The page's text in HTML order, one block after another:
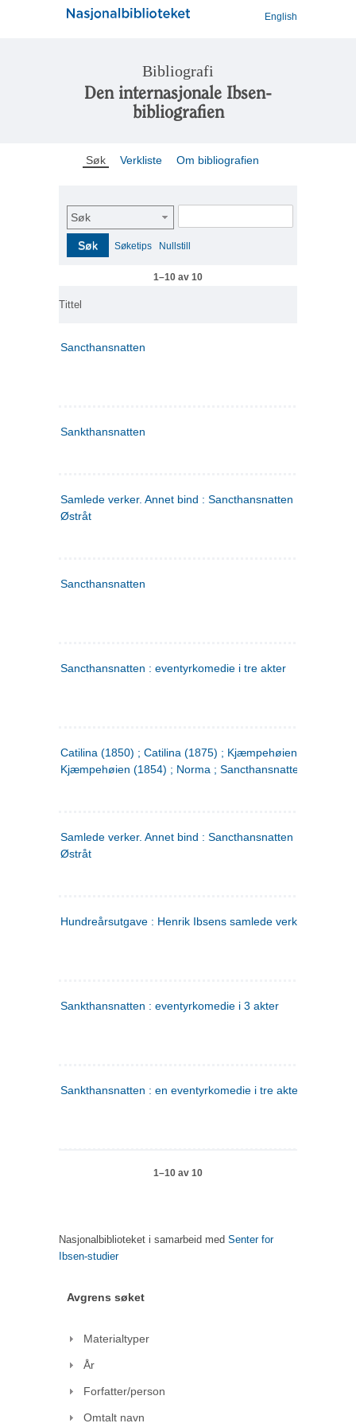
English
Bibliografi
Den internasjonale Ibsen-
bibliografien
Søk Verkliste Om bibliografien
Søk
Søk Søketips Nullstill
1–10 av 10
Tittel
Sancthansnatten
Sankthansnatten
Samlede verker. Annet bind : Sancthansnatten ; Fru Inger
Østråt
Sancthansnatten
Sancthansnatten : eventyrkomedie i tre akter
Catilina (1850) ; Catilina (1875) ; Kjæmpehøien (1850) ;
Kjæmpehøien (1854) ; Norma ; Sancthansnatten
Samlede verker. Annet bind : Sancthansnatten ; Fru Inger
Østråt
Hundreårsutgave : Henrik Ibsens samlede verker. 2
Sankthansnatten : eventyrkomedie i 3 akter
Sankthansnatten : en eventyrkomedie i tre akter
1–10 av 10
Nasjonalbiblioteket i samarbeid med Senter for
Ibsen-studier
Avgrens søket
Materialtyper
År
Forfatter/person
Omtalt navn